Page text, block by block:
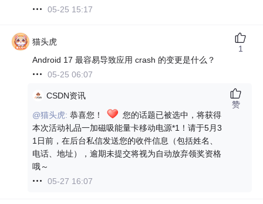
05-25 15:17
猫头虎
Android 17 最容易导致应用 crash 的变更是什么？
05-25 06:07
1
CSDN资讯
@猫头虎:恭喜您！
您的话题已被选中，将获得
本次活动礼品一加磁吸能量卡移动电源*1！请于5月3
1日前，在后台私信发送您的收件信息（包括姓名、
电话、地址），逾期未提交将视为自动放弃领奖资格
哦～
05-27 16:07
赞